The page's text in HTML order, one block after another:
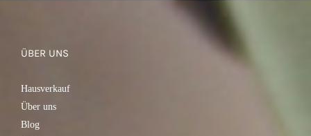
ÜBER UNS
Hausverkauf
Über uns
Blog